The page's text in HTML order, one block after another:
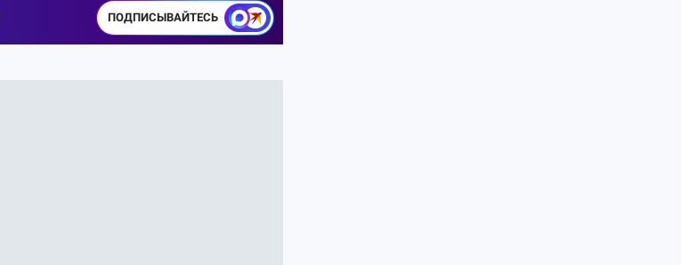
ПОДПИСЫВАЙТЕСЬ